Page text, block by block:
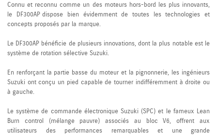
Connu et reconnu comme un des moteurs hors-bord les plus innovants,
le DF300AP dispose bien évidemment de toutes les technologies et
concepts proposés par la marque.
Le DF300AP bénéficie de plusieurs innovations, dont la plus notable est le
système de rotation sélective Suzuki.
En renforçant la partie basse du moteur et la pignonnerie, les ingénieurs
Suzuki ont conçu un pied capable de tourner indifféremment à droite ou
à gauche.
Le système de commande électronique Suzuki (SPC) et le fameux Lean
Burn control (mélange pauvre) associés au bloc V6, offrent aux
utilisateurs des performances remarquables et une grande